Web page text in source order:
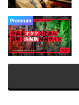
Premium